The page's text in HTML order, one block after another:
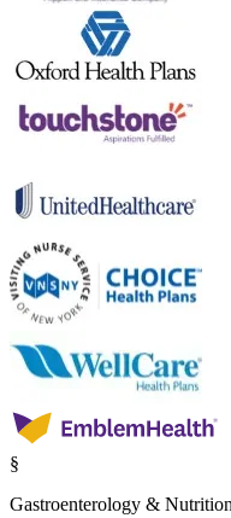
§
Gastroenterology &